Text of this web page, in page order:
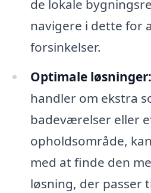
de lokale
navigere i dette for
forsinkelser.
Optimale løsninger:
handler om ekstra
badeværelser eller
opholdsområde,
med at finde den
løsning, der passer